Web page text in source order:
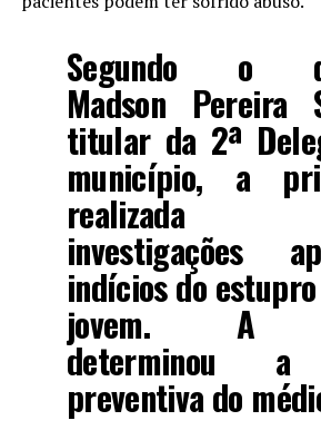
Segundo o
Madson Pereira
titular da 2ª
município, a
realizada
investigações
indícios do
jovem. A
determinou a
preventiva do